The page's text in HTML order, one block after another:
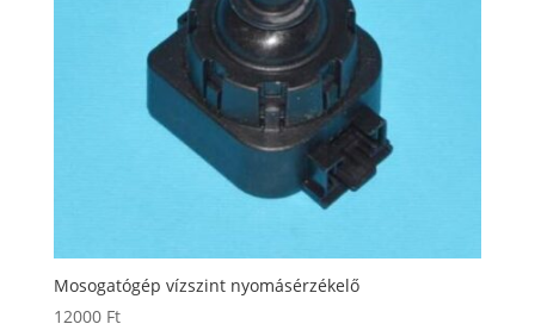
Mosogatógép vízszint nyomásérzékelő
12000 Ft